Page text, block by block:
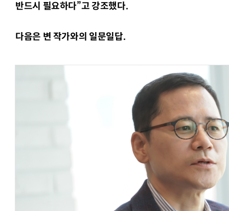
반드시 필요하다”고 강조했다.
다음은 변 작가와의 일문일답.
AI Native Enterprise를 지원하는 AI Ready Data 플랫폼 활용 전략